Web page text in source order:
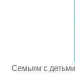
Семьям с